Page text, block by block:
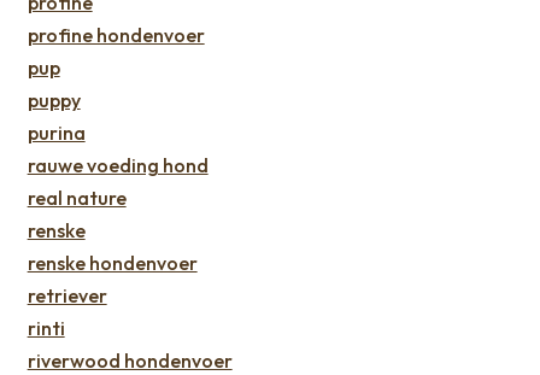
profine hondenvoer
pup
puppy
purina
rauwe voeding hond
real nature
renske
renske hondenvoer
retriever
rinti
riverwood hondenvoer